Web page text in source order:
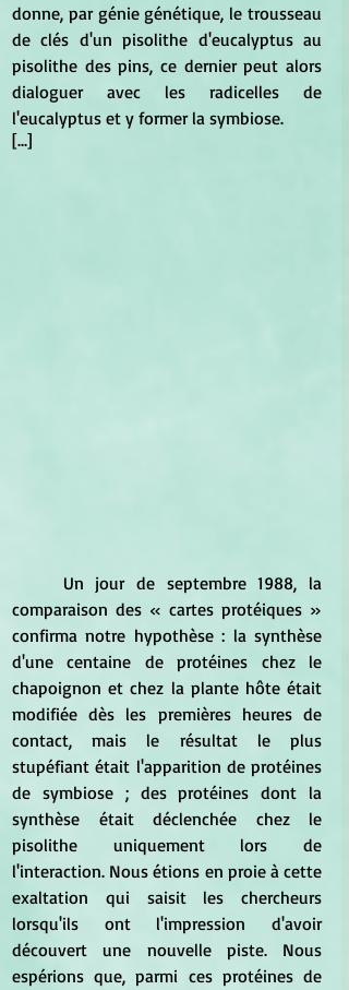
donne, par génie génétique, le trousseau
de clés d'un pisolithe d'eucalyptus au
pisolithe des pins, ce dernier peut alors
dialoguer avec les radicelles de
l'eucalyptus et y former la symbiose.
[...]
comparaison des « cartes protéiques »
confirma notre hypothèse : la synthèse
d'une centaine de protéines chez le
chapoignon et chez la plante hôte était
modifiée dès les premières heures de
contact, mais le résultat le plus
stupéfiant était l'apparition de protéines
de symbiose ; des protéines dont la
synthèse était déclenchée chez le
pisolithe uniquement lors de
l'interaction. Nous étions en proie à cette
exaltation qui saisit les chercheurs
lorsqu'ils ont l'impression d'avoir
découvert une nouvelle piste. Nous
espérions que, parmi ces protéines de